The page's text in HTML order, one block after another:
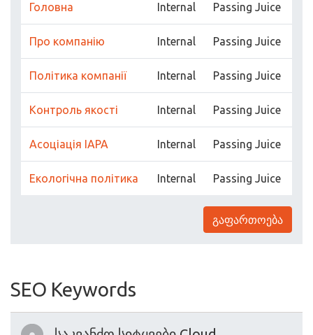
Головна Internal Passing Juice
Про компанію Internal Passing Juice
Політика компанії Internal Passing Juice
Контроль якості Internal Passing Juice
Асоціація IAPA Internal Passing Juice
Екологічна політика Internal Passing Juice
გაფართოება
SEO Keywords